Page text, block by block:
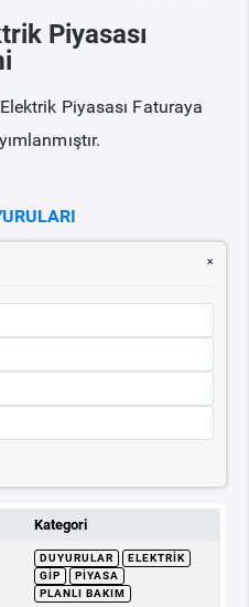
POLİTİKAMIZ
Piyasası
Piyasası Faturaya
Kategori
DUYURULAR
ELEKTRIK
GİP
PIYASA
PLANLI BAKIM